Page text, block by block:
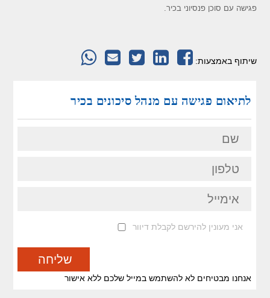
פגישה עם סוכן פנסיוני בכיר.
שיתוף באמצעות:
לתיאום פגישה עם מנהל סיכונים בכיר
אני מעונין להירשם לקבלת דיוור
אנחנו מבטיחים לא להשתמש במייל שלכם ללא אישור